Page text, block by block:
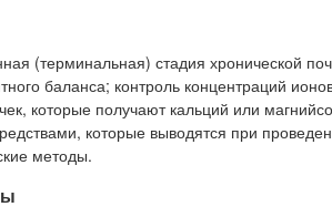
(терминальная) стадия хронической
баланса; контроль концентраций
которые получают кальций или
которые выводятся при
методы.